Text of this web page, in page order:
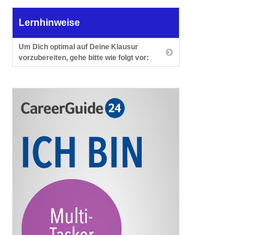
Lernhinweise
Um Dich optimal auf Deine Klausur
vorzubereiten, gehe bitte wie folgt vor: